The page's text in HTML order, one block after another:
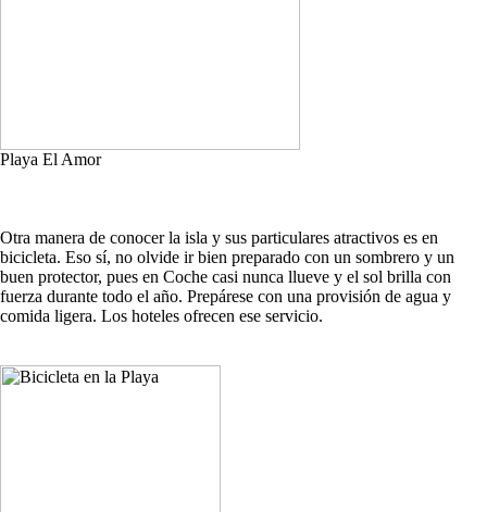
Playa El Amor
Otra manera de conocer la isla y sus particulares atractivos es en
bicicleta. Eso sí, no olvide ir bien preparado con un sombrero y un
buen protector, pues en Coche casi nunca llueve y el sol brilla con
fuerza durante todo el año. Prepárese con una provisión de agua y
comida ligera. Los hoteles ofrecen ese servicio.